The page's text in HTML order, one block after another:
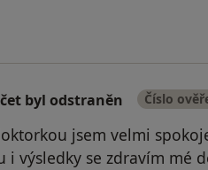
byl odstraněn Číslo
jsem velmi
i výsledky se zdravím mé